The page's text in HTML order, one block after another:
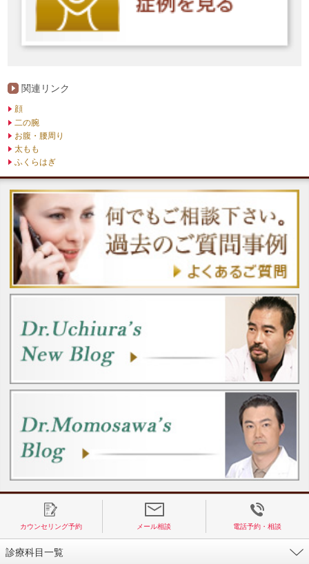
関連リンク
顔
二の腕
お腹・腰周り
太もも
ふくらはぎ
カウンセリング予約 メール相談 電話予約・相談
診療科目一覧